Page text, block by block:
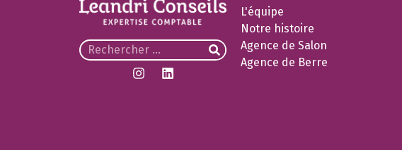
L'équipe
Notre histoire
Agence de Salon
Agence de Berre